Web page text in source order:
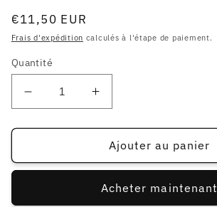
Prix
habituel
€11,50 EUR
Frais d'expédition calculés à l'étape de paiement.
Quantité
Réduire
la
quantité
100
Augmenter
la
quantité
de
100
pochettes
Ajouter au panier
Acheter maintenant